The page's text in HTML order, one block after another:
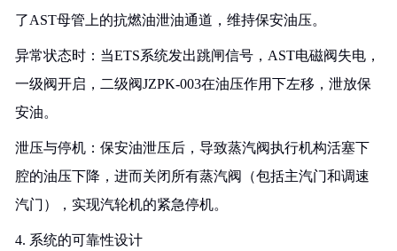
了AST母管上的抗燃油泄油通道，维持保安油压。
异常状态时：当ETS系统发出跳闸信号，AST电磁阀失电，
一级阀开启，二级阀JZPK-003在油压作用下左移，泄放保
安油。
泄压与停机：保安油泄压后，导致蒸汽阀执行机构活塞下
腔的油压下降，进而关闭所有蒸汽阀（包括主汽门和调速
汽门），实现汽轮机的紧急停机。
4. 系统的可靠性设计